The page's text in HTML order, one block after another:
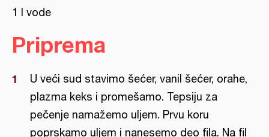
1 l vode
Priprema
U veći sud stavimo šećer, vanil šećer, orahe,
plazma keks i promešamo. Tepsiju za
pečenje namažemo uljem. Prvu koru
poprskamo uljem i nanesemo deo fila. Na fil